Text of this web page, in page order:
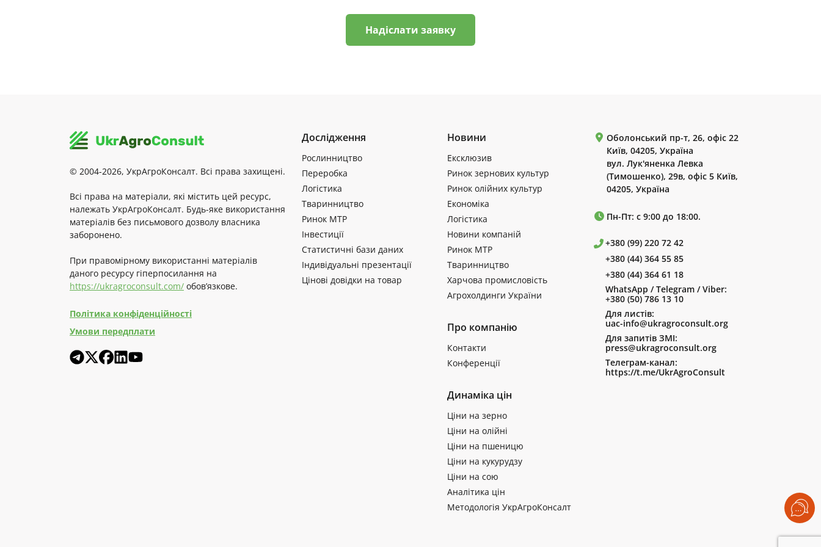
Надіслати заявку
© 2004-2026, УкрАгроКонсалт. Всі права захищені.
Всі права на матеріали, які містить цей ресурс,
належать УкрАгроКонсалт. Будь-яке використання
матеріалів без письмового дозволу власника
заборонено.
При правомірному використанні матеріалів
даного ресурсу гіперпосилання на
https://ukragroconsult.com/ обов’язкове.
Політика конфіденційності
Умови передплати
Дослідження
Рослинництво
Переробка
Логістика
Тваринництво
Ринок МТР
Інвестиції
Статистичні бази даних
Індивідуальні презентації
Цінові довідки на товар
Новини
Ексклюзив
Ринок зернових культур
Ринок олійних культур
Економіка
Логістика
Новини компаній
Ринок МТР
Тваринництво
Харчова промисловість
Агрохолдинги України
Про компанію
Контакти
Конференції
Динаміка цін
Ціни на зерно
Ціни на олійні
Ціни на пшеницю
Ціни на кукурудзу
Ціни на сою
Аналітика цін
Методологія УкрАгроКонсалт
Оболонський пр-т, 26, офіс 22
Київ, 04205, Україна
вул. Лук'яненка Левка
(Тимошенко), 29в, офіс 5 Київ,
04205, Україна
Пн-Пт: с 9:00 до 18:00.
+380 (99) 220 72 42
+380 (44) 364 55 85
+380 (44) 364 61 18
WhatsApp / Telegram / Viber:
+380 (50) 786 13 10
Для листів:
uac-info@ukragroconsult.org
Для запитів ЗМІ:
press@ukragroconsult.org
Телеграм-канал:
https://t.me/UkrAgroConsult